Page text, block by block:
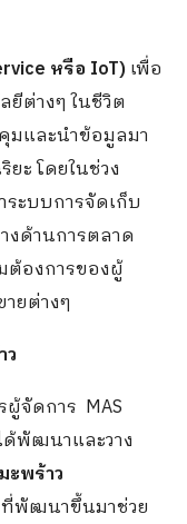
หรือ IoT)เพื่อ
ยีต่างๆ ในชีวิต
มและนำข้อมูลมา
ะ โดยในช่วง
ะบบการจัดเก็บ
ด้านการตลาด
ต้องการของผู้
ยต่างๆ
ผู้จัดการ MAS
ด้พัฒนาและวาง
ะพร้าว
ที่พัฒนาขึ้นมาช่วย